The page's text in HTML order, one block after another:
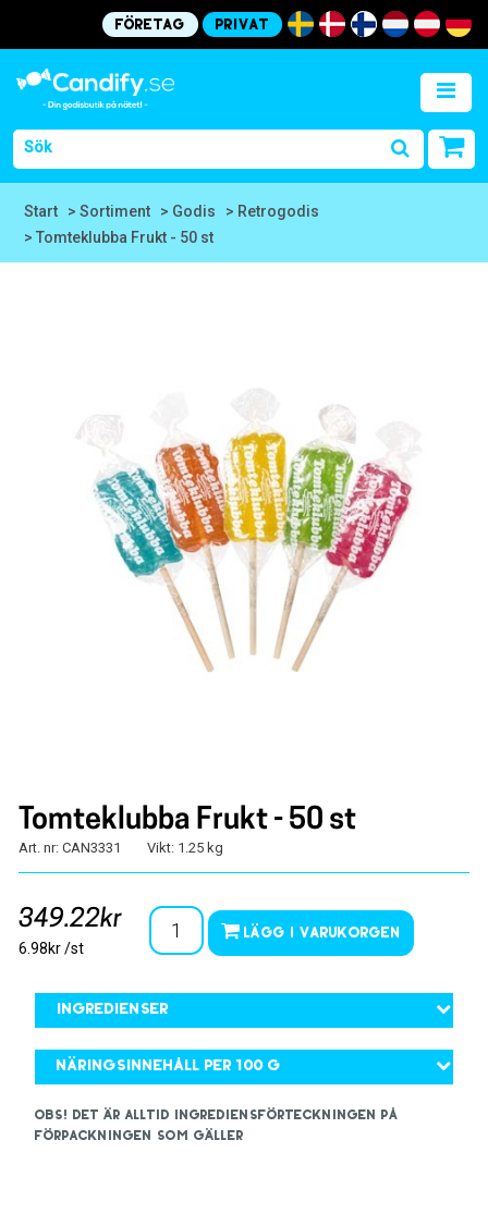
Företag Privat
Start > Sortiment > Godis
> Retrogodis
> Tomteklubba Frukt - 50 st
Tomteklubba Frukt - 50 st
Art. nr: CAN3331 Vikt: 1.25 kg
349.22kr
6.98kr /st
Lägg i varukorgen
Ingredienser
Näringsinnehåll per 100 g
OBS! Det är alltid ingrediensförteckningen på
förpackningen som gäller